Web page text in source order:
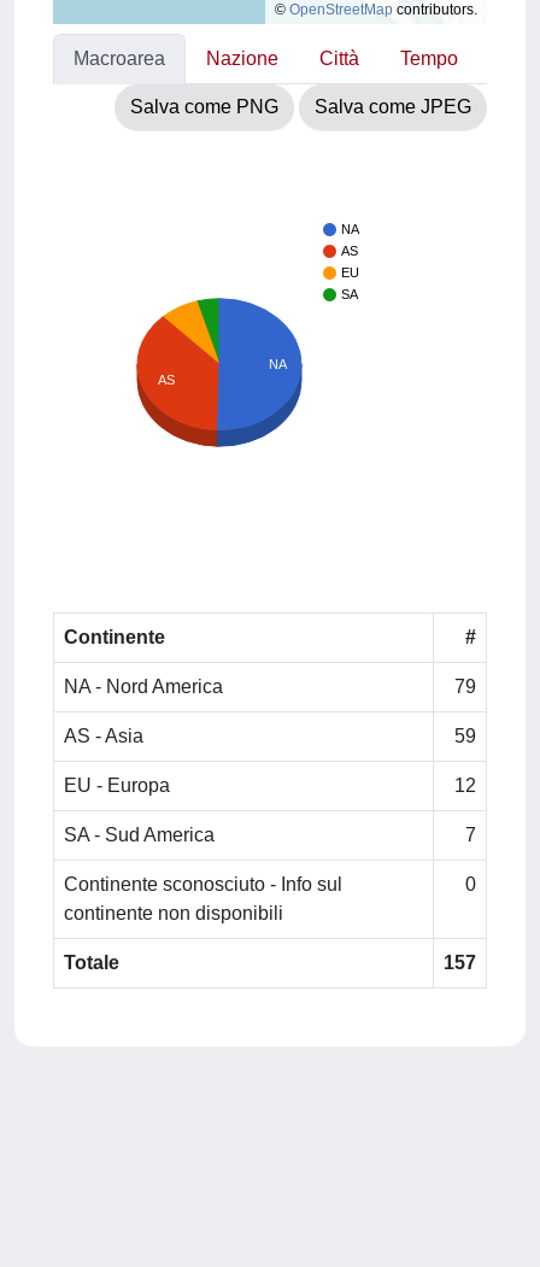
© OpenStreetMap contributors.
Macroarea Nazione Città Tempo
Salva come PNG Salva come JPEG
NA
AS
EU
SA
AS
NA
Continente #
NA - Nord America 79
AS - Asia 59
EU - Europa 12
SA - Sud America 7
Continente sconosciuto - Info sul
continente non disponibili
0
Totale 157